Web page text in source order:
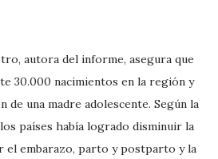
autora del informe, asegura que
30.000 nacimientos en la región y
de una madre adolescente. Según la
países había logrado disminuir la
el embarazo, parto y postparto y la